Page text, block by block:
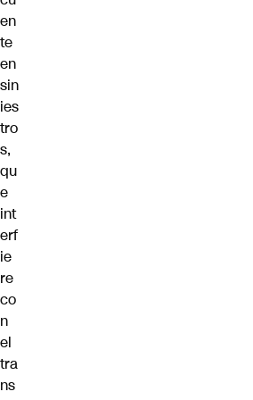
en
te
en
sin
ies
tro
s,
qu
e
int
erf
ie
re
co
n
el
tra
ns